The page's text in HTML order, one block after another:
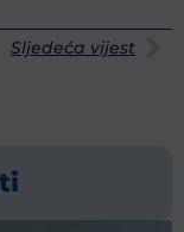
Sljedeća vijest